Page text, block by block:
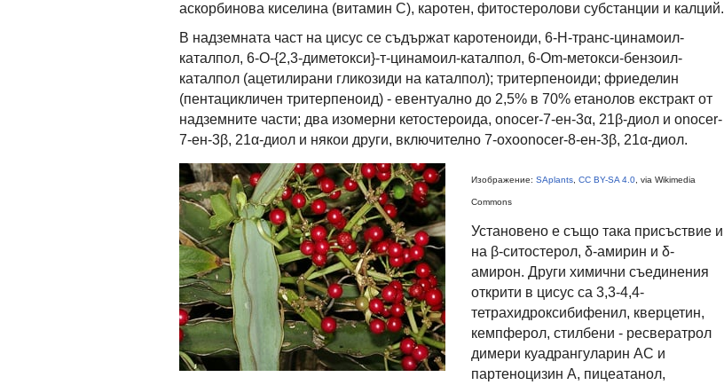
аскорбинова киселина (витамин С), каротен, фитостеролови субстанции и калций.
В надземната част на цисус се съдържат каротеноиди, 6-Н-транс-цинамоил-
каталпол, 6-О-{2,3-диметокси}-т-цинамоил-каталпол, 6-Om-метокси-бензоил-
каталпол (ацетилирани гликозиди на каталпол); тритерпеноиди; фриеделин
(пентацикличен тритерпеноид) - евентуално до 2,5% в 70% етанолов екстракт от
надземните части; два изомерни кетостероида, onocer-7-ен-3α, 21β-диол и onocer-
7-ен-3β, 21α-диол и някои други, включително 7-oxoonocer-8-ен-3β, 21α-диол.
Изображение: SAplants, CC BY-SA 4.0, via Wikimedia
Commons
Установено е също така присъствие и
на β-ситостерол, δ-амирин и δ-
амирон. Други химични съединения
открити в цисус са 3,3-4,4-
тетрахидроксибифенил, кверцетин,
кемпферол, стилбени - ресвератрол
димери куадрангуларин АC и
партеноцизин А, пицеатанол,